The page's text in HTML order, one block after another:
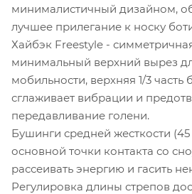
минималистичный дизайном,
лучшее прилегание к носку
Хайбэк Freestyle -
минимальный верхний вырез
мобильности, верхняя 1/3 часть
сглаживает вибрации и
передавливание голени.
Бушинги средней жесткости (45
основной точки контакта со
рассеивать энергию и гасить
Регулировка длины стрепов